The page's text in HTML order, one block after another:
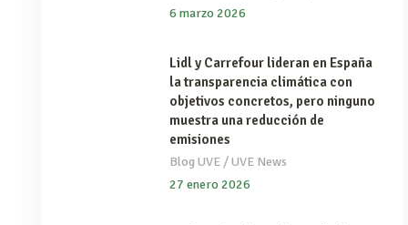
6 marzo 2026
Lidl y Carrefour lideran en España
la transparencia climática con
objetivos concretos, pero ninguno
muestra una reducción de
emisiones
Blog UVE/UVE News
27 enero 2026